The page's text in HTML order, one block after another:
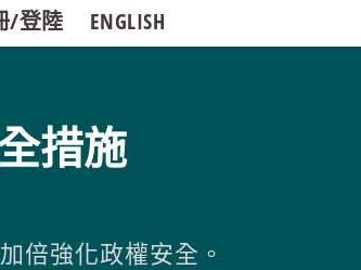
/登陸 ENGLISH
措施
倍強化政權安全。